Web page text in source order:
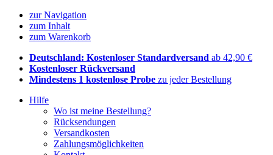
zur Navigation
zum Inhalt
zum Warenkorb
Deutschland: Kostenloser Standardversand ab 42,90 €
Kostenloser Rückversand
Mindestens 1 kostenlose Probe zu jeder Bestellung
Hilfe
Wo ist meine Bestellung?
Rücksendungen
Versandkosten
Zahlungsmöglichkeiten